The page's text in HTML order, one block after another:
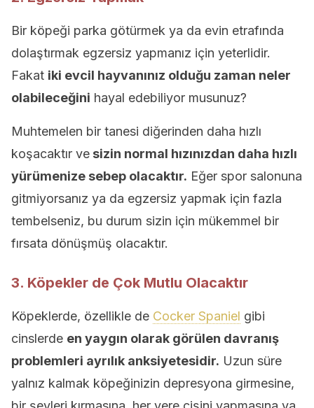
Bir köpeği parka götürmek ya da evin etrafında
dolaştırmak egzersiz yapmanız için yeterlidir.
Fakat iki evcil hayvanınız olduğu zaman neler
olabileceğini hayal edebiliyor musunuz?
Muhtemelen bir tanesi diğerinden daha hızlı
koşacaktır ve sizin normal hızınızdan daha hızlı
yürümenize sebep olacaktır. Eğer spor salonuna
gitmiyorsanız ya da egzersiz yapmak için fazla
tembelseniz, bu durum sizin için mükemmel bir
fırsata dönüşmüş olacaktır.
3. Köpekler de Çok Mutlu Olacaktır
Köpeklerde, özellikle de Cocker Spaniel gibi
cinslerde en yaygın olarak görülen davranış
problemleri ayrılık anksiyetesidir. Uzun süre
yalnız kalmak köpeğinizin depresyona girmesine,